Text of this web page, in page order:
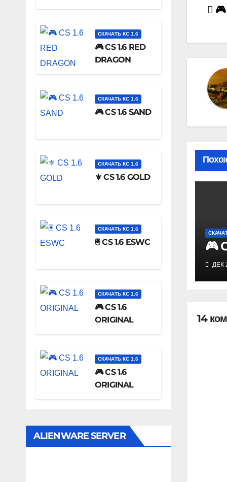
СКАЧАТЬ КС 1.6
🎮 CS 1.6 RED
DRAGON
СКАЧАТЬ КС 1.6
🎮 CS 1.6 SAND
СКАЧАТЬ КС 1.6
⚜️ CS 1.6 GOLD
СКАЧАТЬ КС 1.6
🖲️ CS 1.6 ESWC
СКАЧАТЬ КС 1.6
🎮 CS 1.6
ORIGINAL
СКАЧАТЬ КС 1.6
🎮 CS 1.6
ORIGINAL
ALIENWARE SERVER
🎮
ДЕК
14